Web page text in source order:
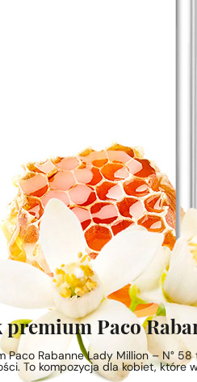
zł
Paco
Paco Rabanne Lady Million – N°
To kompozycja dla kobiet,